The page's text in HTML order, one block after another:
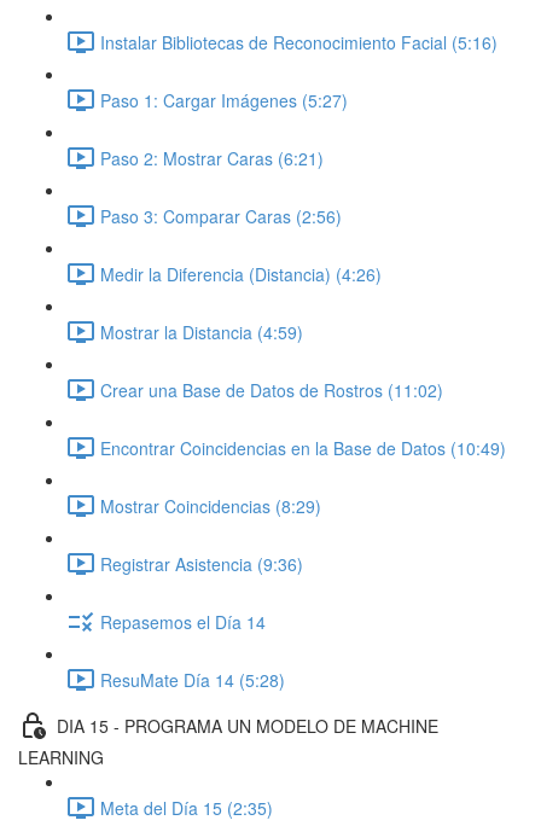
Instalar Bibliotecas de Reconocimiento Facial (5:16)
Paso 1: Cargar Imágenes (5:27)
Paso 2: Mostrar Caras (6:21)
Paso 3: Comparar Caras (2:56)
Medir la Diferencia (Distancia) (4:26)
Mostrar la Distancia (4:59)
Crear una Base de Datos de Rostros (11:02)
Encontrar Coincidencias en la Base de Datos (10:49)
Mostrar Coincidencias (8:29)
Registrar Asistencia (9:36)
Repasemos el Día 14
ResuMate Día 14 (5:28)
DIA 15 - PROGRAMA UN MODELO DE MACHINE
LEARNING
Meta del Día 15 (2:35)